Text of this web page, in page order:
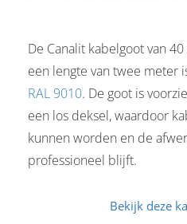
De Canalit kabelgoot van
een lengte van twee meter
RAL 9010. De goot is
een los deksel, waardoor
kunnen worden en de
professioneel blijft.
Bekijk deze